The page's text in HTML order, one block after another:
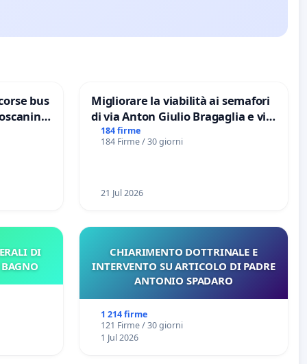
bus
Migliorare la viabilità ai semafori
di via Anton Giulio Bragaglia e via
Tieri XV MUNICIPIO DI ROMA
184 firme
184 Firme / 30 giorni
21 Jul 2026
DI
CHIARIMENTO DOTTRINALE E
INTERVENTO SU ARTICOLO DI PADRE
ANTONIO SPADARO
1 214 firme
121 Firme / 30 giorni
1 Jul 2026